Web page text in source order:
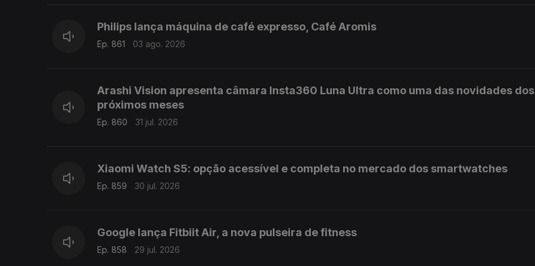
Philips lança máquina de café expresso, Café Aromis
Ep. 861 03 ago. 2026
Arashi Vision apresenta câmara Insta360 Luna Ultra como uma das novidades dos
próximos meses
Ep. 860 31 jul. 2026
Xiaomi Watch S5: opção acessível e completa no mercado dos smartwatches
Ep. 859 30 jul. 2026
Google lança Fitbiit Air, a nova pulseira de fitness
Ep. 858 29 jul. 2026